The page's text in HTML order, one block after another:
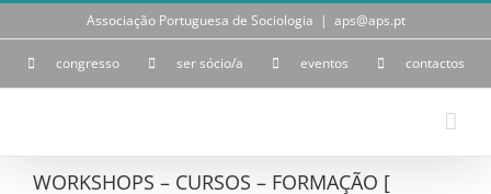
Skip
Associação Portuguesa de Sociologia | aps@aps.pt
congresso ser sócio/a eventos contactos
WORKSHOPS – CURSOS – FORMAÇÃO [